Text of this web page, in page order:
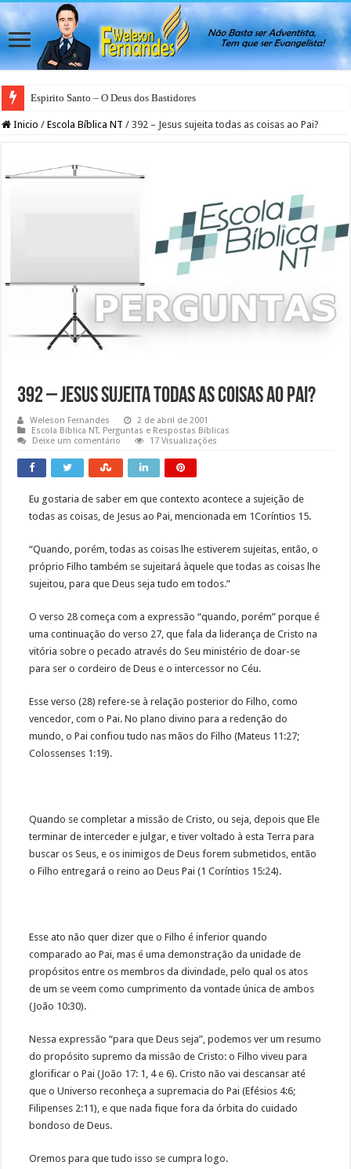
Espirito Santo – O Deus dos Bastidores
Inicio / Escola Bíblica NT / 392 – Jesus sujeita todas as coisas ao Pai?
392 – Jesus sujeita todas as coisas ao Pai?
Weleson Fernandes
2 de abril de 2001
Escola Bíblica NT, Perguntas e Respostas Bíblicas
Deixe um comentário
17 Visualizações
Eu gostaria de saber em que contexto acontece a sujeição de
todas as coisas, de Jesus ao Pai, mencionada em 1Coríntios 15.
“Quando, porém, todas as coisas lhe estiverem sujeitas, então, o
próprio Filho também se sujeitará àquele que todas as coisas lhe
sujeitou, para que Deus seja tudo em todos.”
O verso 28 começa com a expressão “quando, porém” porque é
uma continuação do verso 27, que fala da liderança de Cristo na
vitória sobre o pecado através do Seu ministério de doar-se
para ser o cordeiro de Deus e o intercessor no Céu.
Esse verso (28) refere-se à relação posterior do Filho, como
vencedor, com o Pai. No plano divino para a redenção do
mundo, o Pai confiou tudo nas mãos do Filho (Mateus 11:27;
Colossenses 1:19).
Quando se completar a missão de Cristo, ou seja, depois que Ele
terminar de interceder e julgar, e tiver voltado à esta Terra para
buscar os Seus, e os inimigos de Deus forem submetidos, então
o Filho entregará o reino ao Deus Pai (1 Coríntios 15:24).
Esse ato não quer dizer que o Filho é inferior quando
comparado ao Pai, mas é uma demonstração da unidade de
propósitos entre os membros da divindade, pelo qual os atos
de um se veem como cumprimento da vontade única de ambos
(João 10:30).
Nessa expressão “para que Deus seja”, podemos ver um resumo
do propósito supremo da missão de Cristo: o Filho viveu para
glorificar o Pai (João 17: 1, 4 e 6). Cristo não vai descansar até
que o Universo reconheça a supremacia do Pai (Efésios 4:6;
Filipenses 2:11), e que nada fique fora da órbita do cuidado
bondoso de Deus.
Oremos para que tudo isso se cumpra logo.